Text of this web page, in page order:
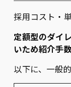
採用コスト・
定額型のダイ
いため紹介手
以下に、一般